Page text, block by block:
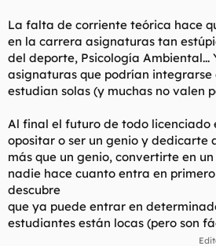
La falta de corriente teórica hace
en la carrera asignaturas tan
del deporte, Psicología Ambiental...
asignaturas que podrían integrarse
estudian solas (y muchas no valen
Al final el futuro de todo licenciado
opositar o ser un genio y dedicarte
más que un genio, convertirte en
nadie hace cuanto entra en
descubre
que ya puede entrar en
estudiantes están locas (pero son